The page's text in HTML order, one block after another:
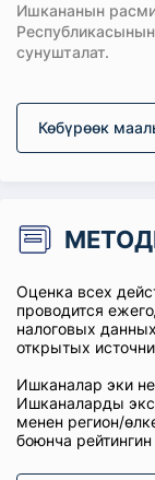
Ишкананын
сунушталат.
Көбүрөөк
Оценка всех
проводится
налоговых
открытых
Ишканалар эки
Ишканаларды
менен регион/
боюнча рейтингин